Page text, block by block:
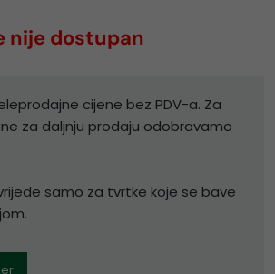
nije dostupan
cijene bez PDV-a. Za
za daljnju prodaju odobravamo
samo za tvrtke koje se bave